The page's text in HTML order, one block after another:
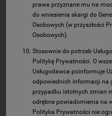
prawa przyznane mu na
do wniesienia skargi do
Osobowych (w przyszłości
Osobowych).
Stosownie do potrzeb
Politykę Prywatności. O
Usługodawca poinformuje
odpowiednich informacji na
przypadku istotnych zmian
odrębne powiadomienia na
Polityka Prywatności nie